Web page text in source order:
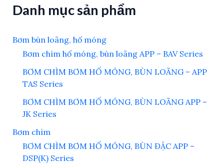
Danh mục sản phẩm
Bơm bùn loãng, hố móng
Bơm chìm hố móng, bùn loãng APP – BAV Series
BƠM CHÌM BƠM HỐ MÓNG, BÙN LOÃNG – APP
TAS Series
BƠM CHÌM BƠM HỐ MÓNG, BÙN LOÃNG APP –
JK Series
Bơm chìm
BƠM CHÌM BƠM HỐ MÓNG, BÙN ĐẶC APP –
DSP(K) Series